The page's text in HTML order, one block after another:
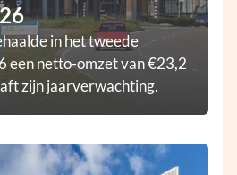
in het tweede
een netto-omzet van €23,2
zijn jaarverwachting.